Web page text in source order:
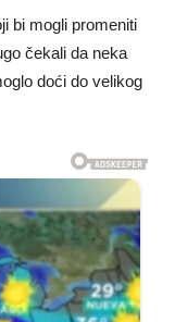
bi mogli promeniti
čekali da neka
doći do velikog